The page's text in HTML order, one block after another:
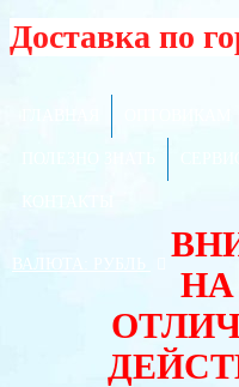
Доставка по
ВАЛЮТА: